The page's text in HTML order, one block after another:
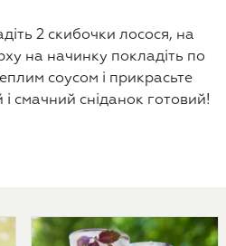
2 скибочки лосося, на
на начинку покладіть по
соусом і прикрасьте
смачний сніданок готовий!